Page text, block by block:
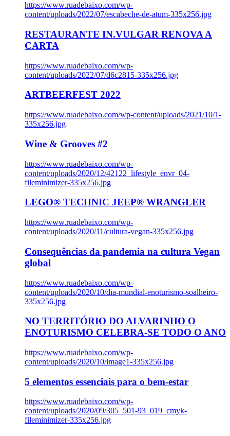
https://www.ruadebaixo.com/wp-
content/uploads/2022/07/escabeche-de-atum-335x256.jpg
RESTAURANTE IN.VULGAR RENOVA A
CARTA
https://www.ruadebaixo.com/wp-
content/uploads/2022/07/d6c2815-335x256.jpg
ARTBEERFEST 2022
https://www.ruadebaixo.com/wp-content/uploads/2021/10/1-
335x256.jpg
Wine & Grooves #2
https://www.ruadebaixo.com/wp-
content/uploads/2020/12/42122_lifestyle_envr_04-
fileminimizer-335x256.jpg
LEGO® TECHNIC JEEP® WRANGLER
https://www.ruadebaixo.com/wp-
content/uploads/2020/11/cultura-vegan-335x256.jpg
Consequências da pandemia na cultura Vegan
global
https://www.ruadebaixo.com/wp-
content/uploads/2020/10/dia-mundial-enoturismo-soalheiro-
335x256.jpg
NO TERRITÓRIO DO ALVARINHO O
ENOTURISMO CELEBRA-SE TODO O ANO
https://www.ruadebaixo.com/wp-
content/uploads/2020/10/image1-335x256.jpg
5 elementos essenciais para o bem-estar
https://www.ruadebaixo.com/wp-
content/uploads/2020/09/305_501-93_019_cmyk-
fileminimizer-335x256.jpg